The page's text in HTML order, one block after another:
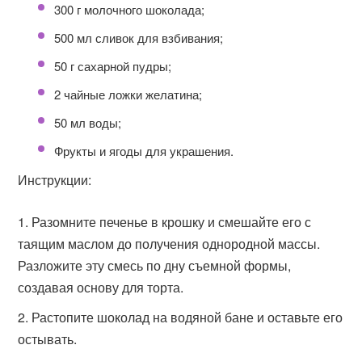
300 г молочного шоколада;
500 мл сливок для взбивания;
50 г сахарной пудры;
2 чайные ложки желатина;
50 мл воды;
Фрукты и ягоды для украшения.
Инструкции:
Разомните печенье в крошку и смешайте его с
таящим маслом до получения однородной массы.
Разложите эту смесь по дну съемной формы,
создавая основу для торта.
Растопите шоколад на водяной бане и оставьте его
остывать.